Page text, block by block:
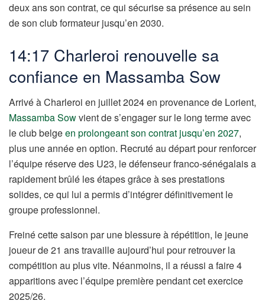
deux ans son contrat, ce qui sécurise sa présence au sein
de son club formateur jusqu’en 2030.
14:17 Charleroi renouvelle sa
confiance en Massamba Sow
Arrivé à Charleroi en juillet 2024 en provenance de Lorient,
Massamba Sowvient de s’engager sur le long terme avec
le club belgeen prolongeant son contrat jusqu’en 2027,
plus une année en option. Recruté au départ pour renforcer
l’équipe réserve des U23, le défenseur franco-sénégalais a
rapidement brûlé les étapes grâce à ses prestations
solides, ce qui lui a permis d’intégrer définitivement le
groupe professionnel.
Freiné cette saison par une blessure à répétition, le jeune
joueur de 21 ans travaille aujourd’hui pour retrouver la
compétition au plus vite. Néanmoins, il a réussi a faire 4
apparitions avec l’équipe première pendant cet exercice
2025/26.